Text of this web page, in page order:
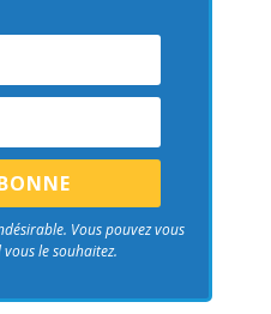
Vous pouvez vous
le souhaitez.